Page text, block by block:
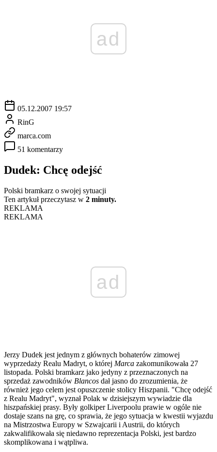
ad
05.12.2007 19:57
RinG
marca.com
51 komentarzy
Dudek: Chcę odejść
Polski bramkarz o swojej sytuacji
Ten artykuł przeczytasz w 2 minuty.
REKLAMA
REKLAMA
ad
Jerzy Dudek jest jednym z głównych bohaterów zimowej
wyprzedaży Realu Madryt, o której Marca zakomunikowała 27
listopada. Polski bramkarz jako jedyny z przeznaczonych na
sprzedaż zawodników Blancos dał jasno do zrozumienia, że
również jego celem jest opuszczenie stolicy Hiszpanii. "Chcę odejść
z Realu Madryt", wyznał Polak w dzisiejszym wywiadzie dla
hiszpańskiej prasy. Były golkiper Liverpoolu prawie w ogóle nie
dostaje szans na grę, co sprawia, że jego sytuacja w kwestii wyjazdu
na Mistrzostwa Europy w Szwajcarii i Austrii, do których
zakwalifikowała się niedawno reprezentacja Polski, jest bardzo
skomplikowana i wątpliwa.